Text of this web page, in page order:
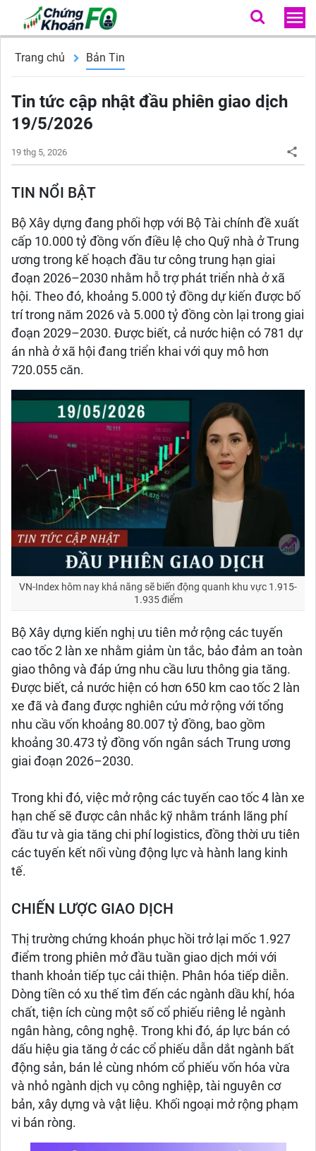
Trang chủ Bản Tin
Tin tức cập nhật đầu phiên giao dịch
19/5/2026
19 thg 5, 2026
TIN NỔI BẬT
Bộ Xây dựng đang phối hợp với Bộ Tài chính đề xuất
cấp 10.000 tỷ đồng vốn điều lệ cho Quỹ nhà ở Trung
ương trong kế hoạch đầu tư công trung hạn giai
đoạn 2026–2030 nhằm hỗ trợ phát triển nhà ở xã
hội. Theo đó, khoảng 5.000 tỷ đồng dự kiến được bố
trí trong năm 2026 và 5.000 tỷ đồng còn lại trong giai
đoạn 2029–2030. Được biết, cả nước hiện có 781 dự
án nhà ở xã hội đang triển khai với quy mô hơn
720.055 căn.
VN-Index hôm nay khả năng sẽ biến động quanh khu vực 1.915-
1.935 điểm
Bộ Xây dựng kiến nghị ưu tiên mở rộng các tuyến
cao tốc 2 làn xe nhằm giảm ùn tắc, bảo đảm an toàn
giao thông và đáp ứng nhu cầu lưu thông gia tăng.
Được biết, cả nước hiện có hơn 650 km cao tốc 2 làn
xe đã và đang được nghiên cứu mở rộng với tổng
nhu cầu vốn khoảng 80.007 tỷ đồng, bao gồm
khoảng 30.473 tỷ đồng vốn ngân sách Trung ương
giai đoạn 2026–2030.
Trong khi đó, việc mở rộng các tuyến cao tốc 4 làn xe
hạn chế sẽ được cân nhắc kỹ nhằm tránh lãng phí
đầu tư và gia tăng chi phí logistics, đồng thời ưu tiên
các tuyến kết nối vùng động lực và hành lang kinh
tế.
CHIẾN LƯỢC GIAO DỊCH
Thị trường chứng khoán phục hồi trở lại mốc 1.927
điểm trong phiên mở đầu tuần giao dịch mới với
thanh khoản tiếp tục cải thiện. Phân hóa tiếp diễn.
Dòng tiền có xu thế tìm đến các ngành dầu khí, hóa
chất, tiện ích cùng một số cổ phiếu riêng lẻ ngành
ngân hàng, công nghệ. Trong khi đó, áp lực bán có
dấu hiệu gia tăng ở các cổ phiếu dẫn dắt ngành bất
động sản, bán lẻ cùng nhóm cổ phiếu vốn hóa vừa
và nhỏ ngành dịch vụ công nghiệp, tài nguyên cơ
bản, xây dựng và vật liệu. Khối ngoại mở rộng phạm
vi bán ròng.